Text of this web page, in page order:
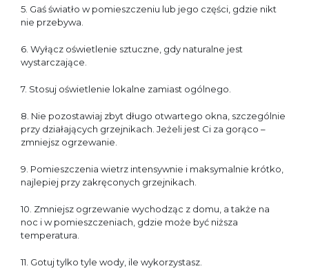
5. Gaś światło w pomieszczeniu lub jego części, gdzie nikt
nie przebywa.
6. Wyłącz oświetlenie sztuczne, gdy naturalne jest
wystarczające.
7. Stosuj oświetlenie lokalne zamiast ogólnego.
8. Nie pozostawiaj zbyt długo otwartego okna, szczególnie
przy działających grzejnikach. Jeżeli jest Ci za gorąco –
zmniejsz ogrzewanie.
9. Pomieszczenia wietrz intensywnie i maksymalnie krótko,
najlepiej przy zakręconych grzejnikach.
10. Zmniejsz ogrzewanie wychodząc z domu, a także na
noc i w pomieszczeniach, gdzie może być niższa
temperatura.
11. Gotuj tylko tyle wody, ile wykorzystasz.